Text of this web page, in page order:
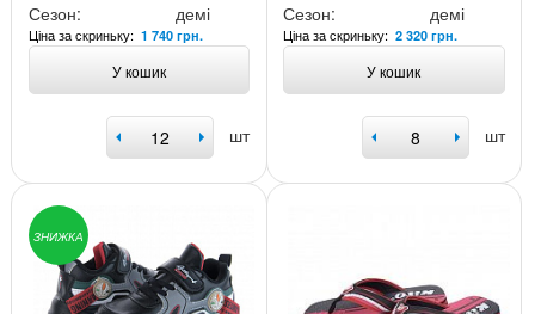
Сезон:
демі
Ціна за скриньку: 1 740 грн.
У кошик
шт
Сезон:
демі
Ціна за скриньку:2 320 грн.
У кошик
шт
ЗНИЖКА